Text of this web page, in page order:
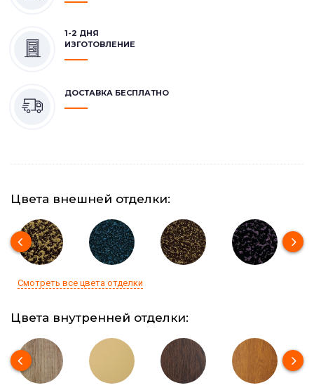
1-2 ДНЯ
ИЗГОТОВЛЕНИЕ
ДОСТАВКА БЕСПЛАТНО
Цвета внешней отделки:
Смотреть все цвета отделки
Цвета внутренней отделки: